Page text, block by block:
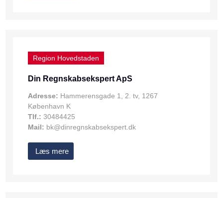
Region Hovedstaden
Din Regnskabsekspert ApS
Adresse: Hammerensgade 1, 2. tv, 1267
København K
Tlf.: 30484425
Mail: bk@dinregnskabsekspert.dk
Læs mere